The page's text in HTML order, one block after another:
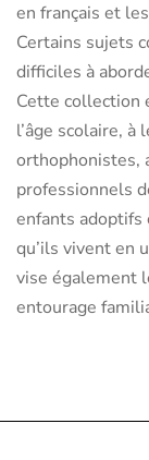
en français et
Certains sujets
difficiles à
Cette collection
l’âge scolaire, à
orthophonistes,
professionnels
enfants adoptifs
qu’ils vivent en
vise également
entourage